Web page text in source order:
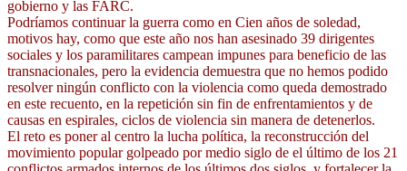
gobierno y las FARC.
Podríamos continuar la guerra como en Cien años de soledad,
motivos hay, como que este año nos han asesinado 39 dirigentes
sociales y los paramilitares campean impunes para beneficio de las
transnacionales, pero la evidencia demuestra que no hemos podido
resolver ningún conflicto con la violencia como queda demostrado
en este recuento, en la repetición sin fin de enfrentamientos y de
causas en espirales, ciclos de violencia sin manera de detenerlos.
El reto es poner al centro la lucha política, la reconstrucción del
movimiento popular golpeado por medio siglo de el último de los 21